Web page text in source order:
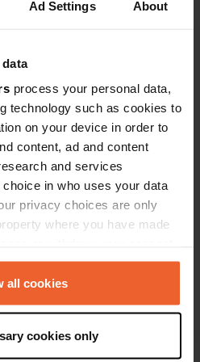
Ad Settings About
process your personal data,
technology such as cookies to
on your device in order to
content, ad and content
and services
in who uses your data
privacy choices are only
where you have made
or by clicking on
your geographical location
all cookies
cookies only
Copie
E